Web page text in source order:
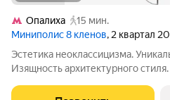
Опалиха
15 мин.
Миниполис 8 кленов, 2 квартал
Эстетика неоклассицизма.
Изящность архитектурного
Несмотря на удаленность от